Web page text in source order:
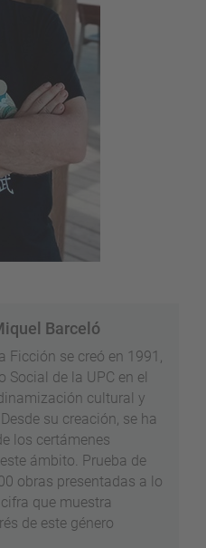
Barceló
Ficción se creó en 1991,
Social de la UPC en el
cultural y
su creación, se ha
los certámenes
ámbito. Prueba de
obras presentadas a lo
que muestra
de este género